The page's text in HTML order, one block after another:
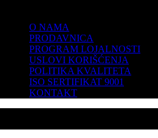
O NAMA
PRODAVNICA
PROGRAM LOJALNOSTI
USLOVI KORIŠĆENJA
POLITIKA KVALITETA
ISO SERTIFIKAT 9001
KONTAKT